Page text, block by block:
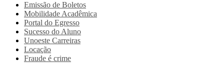
Emissão de Boletos
Mobilidade Acadêmica
Portal do Egresso
Sucesso do Aluno
Unoeste Carreiras
Locação
Fraude é crime